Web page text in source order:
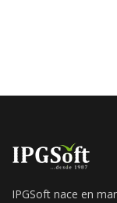
IPGSoft nace en